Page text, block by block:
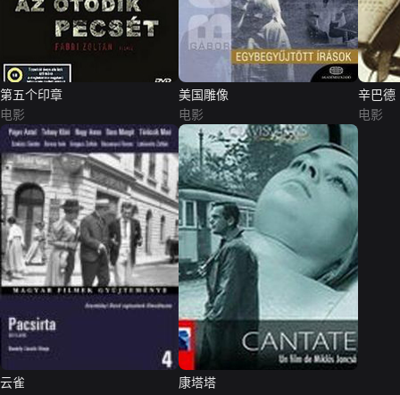
第五个印章
电影
美国雕像
电影
辛巴德
电影
云雀
康塔塔